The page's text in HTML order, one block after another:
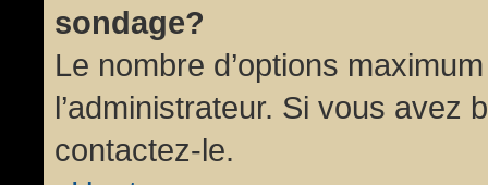
sondage?
Le nombre d’options
l’administrateur. Si vous avez
contactez-le.